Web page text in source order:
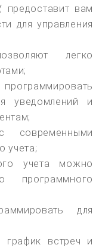
предоставит вам
для управления
легко
уведомлений и
учета;
учета можно
программного
для
график встреч и